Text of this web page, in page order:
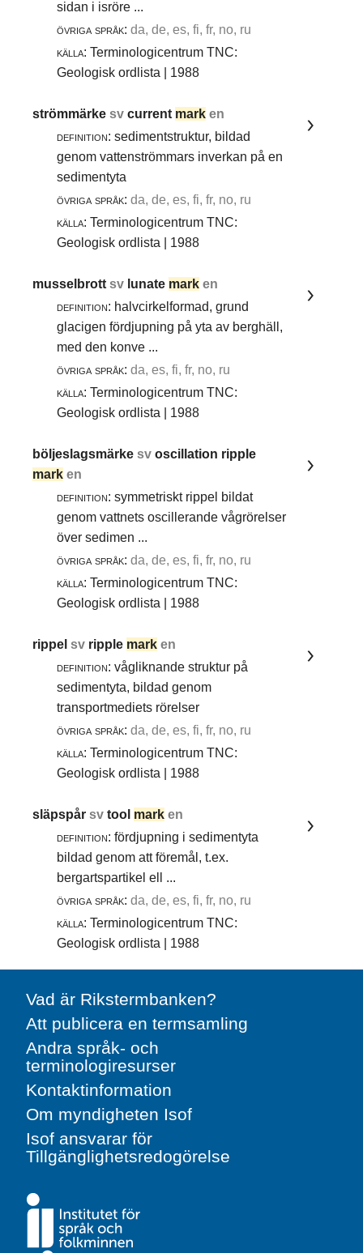
sidan i isröre ...
övriga språk: da, de, es, fi, fr, no, ru
källa: Terminologicentrum TNC:
Geologisk ordlista | 1988
strömmärkesvcurrent mark en
definition: sedimentstruktur, bildad
genom vattenströmmars inverkan på en
sedimentyta
övriga språk: da, de, es, fi, fr, no, ru
källa: Terminologicentrum TNC:
Geologisk ordlista | 1988
musselbrottsv lunate mark en
definition: halvcirkelformad, grund
glacigen fördjupning på yta av berghäll,
med den konve ...
övriga språk: da, es, fi, fr, no, ru
källa: Terminologicentrum TNC:
Geologisk ordlista | 1988
böljeslagsmärkesvoscillation ripple
mark en
definition: symmetriskt rippel bildat
genom vattnets oscillerande vågrörelser
över sedimen ...
övriga språk: da, de, es, fi, fr, no, ru
källa: Terminologicentrum TNC:
Geologisk ordlista | 1988
rippelsv ripple mark en
definition: vågliknande struktur på
sedimentyta, bildad genom
transportmediets rörelser
övriga språk: da, de, es, fi, fr, no, ru
källa: Terminologicentrum TNC:
Geologisk ordlista | 1988
släpspårsvtool mark en
definition: fördjupning i sedimentyta
bildad genom att föremål, t.ex.
bergartspartikel ell ...
övriga språk: da, de, es, fi, fr, no, ru
källa: Terminologicentrum TNC:
Geologisk ordlista | 1988
Vad är Rikstermbanken?
Att publicera en termsamling
Andra språk- och
terminologiresurser
Kontaktinformation
Om myndigheten Isof
Isof ansvarar för
Tillgänglighetsredogörelse